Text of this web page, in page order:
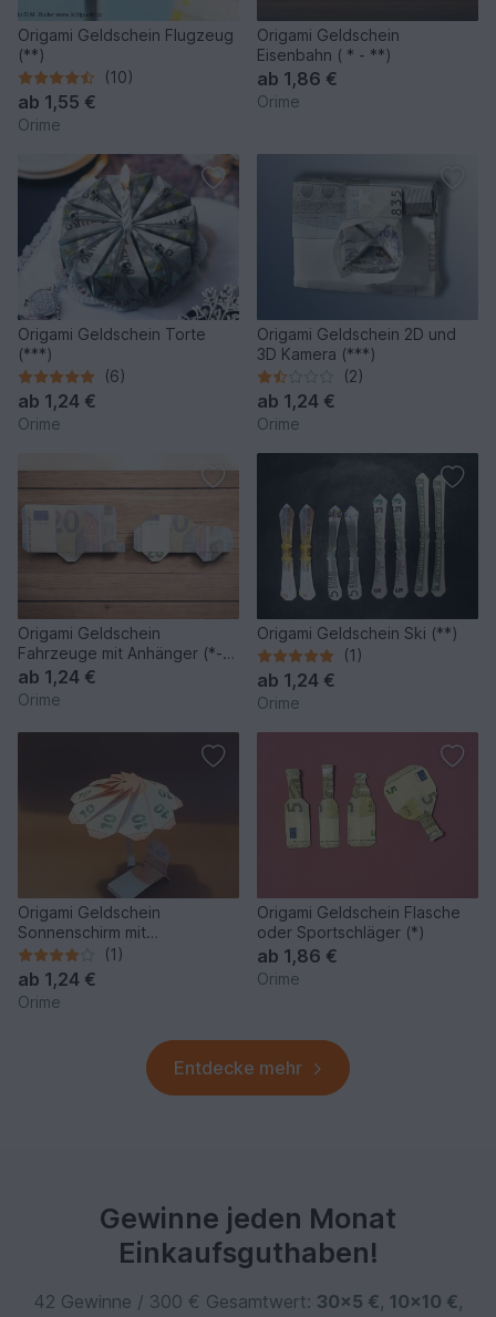
Origami Geldschein Flugzeug
(**)
(10)
ab 1,55 €
Orime
Origami Geldschein
Eisenbahn ( * - **)
ab 1,86 €
Orime
Origami Geldschein Torte
(***)
(6)
ab 1,24 €
Orime
Origami Geldschein 2D und
3D Kamera (***)
(2)
ab 1,24 €
Orime
Origami Geldschein
Fahrzeuge mit Anhänger (*-
**)
ab 1,24 €
Orime
Origami Geldschein Ski (**)
(1)
ab 1,24 €
Orime
Origami Geldschein
Sonnenschirm mit
Sonnenliege (*)
(1)
ab 1,24 €
Orime
Origami Geldschein Flasche
oder Sportschläger (*)
ab 1,86 €
Orime
Entdecke mehr
Gewinne jeden Monat
Einkaufsguthaben!
42 Gewinne / 300 € Gesamtwert: 30×5 €, 10×10 €,